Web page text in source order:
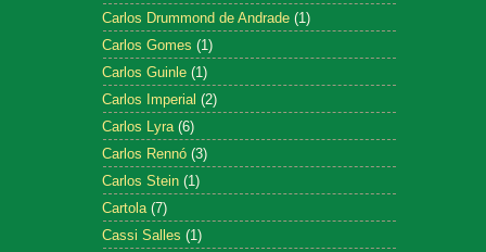
Carlos Drummond de Andrade (1)
Carlos Gomes (1)
Carlos Guinle (1)
Carlos Imperial (2)
Carlos Lyra (6)
Carlos Rennó (3)
Carlos Stein (1)
Cartola (7)
Cassi Salles (1)